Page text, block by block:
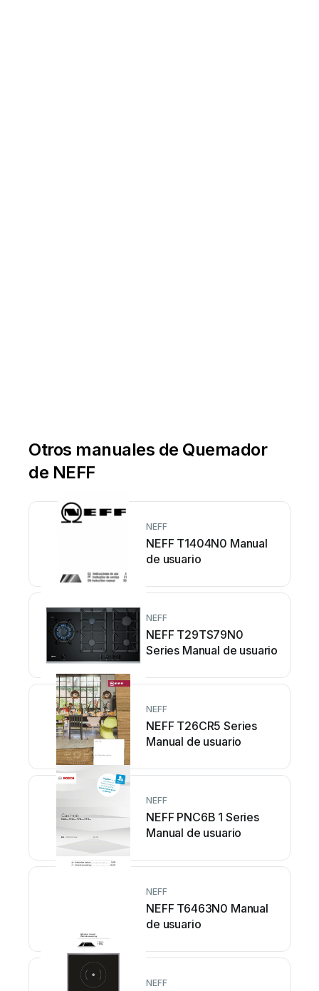
Otros manuales de Quemador
de NEFF
NEFF
NEFF T1404N0 Manual
de usuario
NEFF
NEFF T29TS79N0
Series Manual de usuario
NEFF
NEFF T26CR5 Series
Manual de usuario
NEFF
NEFF PNC6B 1 Series
Manual de usuario
NEFF
NEFF T6463N0 Manual
de usuario
NEFF